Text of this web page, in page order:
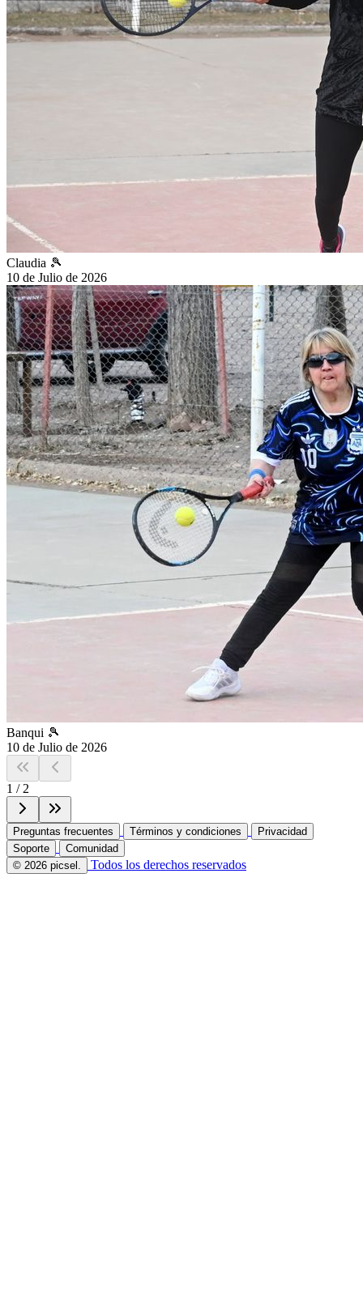
Claudia 🎾
10 de Julio de 2026
Banqui 🎾
10 de Julio de 2026
1 / 2
Preguntas frecuentes Términos y condiciones
Privacidad
Soporte
Comunidad
© 2026 picsel.
Todos los derechos reservados